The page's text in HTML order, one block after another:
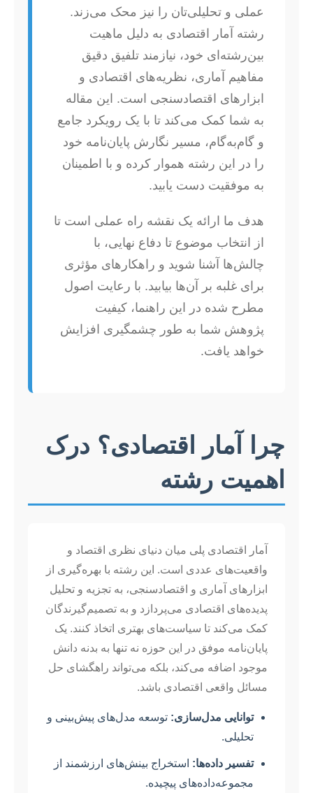
عملی و تحلیلی‌تان را نیز محک می‌زند.
رشته آمار اقتصادی به دلیل ماهیت
بین‌رشته‌ای خود، نیازمند تلفیق دقیق
مفاهیم آماری، نظریه‌های اقتصادی و
ابزارهای اقتصادسنجی است. این مقاله
به شما کمک می‌کند تا با یک رویکرد جامع
و گام‌به‌گام، مسیر نگارش پایان‌نامه خود
را در این رشته هموار کرده و با اطمینان
به موفقیت دست یابید.
هدف ما ارائه یک نقشه راه عملی است تا
از انتخاب موضوع تا دفاع نهایی، با
چالش‌ها آشنا شوید و راهکارهای مؤثری
برای غلبه بر آن‌ها بیابید. با رعایت اصول
مطرح شده در این راهنما، کیفیت
پژوهش شما به طور چشمگیری افزایش
خواهد یافت.
چرا آمار اقتصادی؟ درک
اهمیت رشته
آمار اقتصادی پلی میان دنیای نظری اقتصاد و
واقعیت‌های عددی است. این رشته با بهره‌گیری از
ابزارهای آماری و اقتصادسنجی، به تجزیه و تحلیل
پدیده‌های اقتصادی می‌پردازد و به تصمیم‌گیرندگان
کمک می‌کند تا سیاست‌های بهتری اتخاذ کنند. یک
پایان‌نامه موفق در این حوزه نه تنها به بدنه دانش
موجود اضافه می‌کند، بلکه می‌تواند راهگشای حل
مسائل واقعی اقتصادی باشد.
توانایی مدل‌سازی: توسعه مدل‌های پیش‌بینی و
تحلیلی.
تفسیر داده‌ها: استخراج بینش‌های ارزشمند از
مجموعه‌داده‌های پیچیده.